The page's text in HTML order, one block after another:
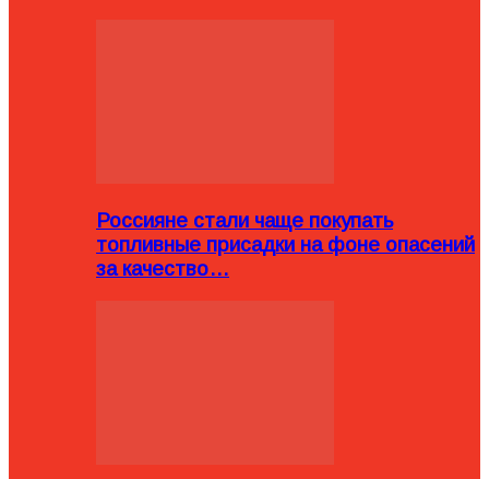
Россияне стали чаще покупать
топливные присадки на фоне опасений
за качество…